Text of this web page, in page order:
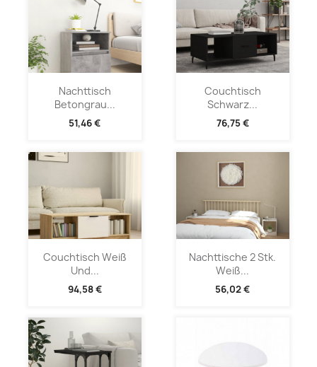
Nachttisch
Betongrau...
51,46 €
Couchtisch
Schwarz...
76,75 €
Couchtisch Weiß
Und...
94,58 €
Nachttische 2 Stk.
Weiß...
56,02 €